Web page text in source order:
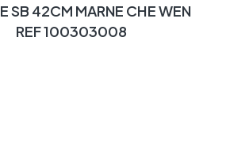
SB 42CM MARNE CHE WEN
REF 100303008